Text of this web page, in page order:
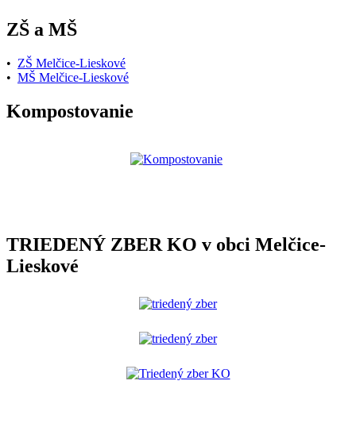
ZŠ a MŠ
• ZŠ Melčice-Lieskové
• MŠ Melčice-Lieskové
Kompostovanie
TRIEDENÝ ZBER KO v obci Melčice-
Lieskové